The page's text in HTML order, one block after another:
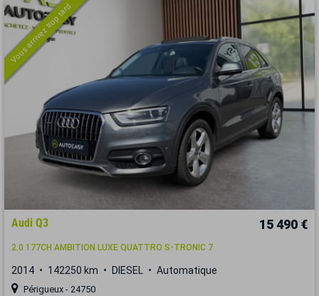
Vous arrivez trop tard
Audi Q3 15 490 €
2.0 177CH AMBITION LUXE QUATTRO S-TRONIC 7
2014 142250 km DIESEL Automatique
Périgueux - 24750